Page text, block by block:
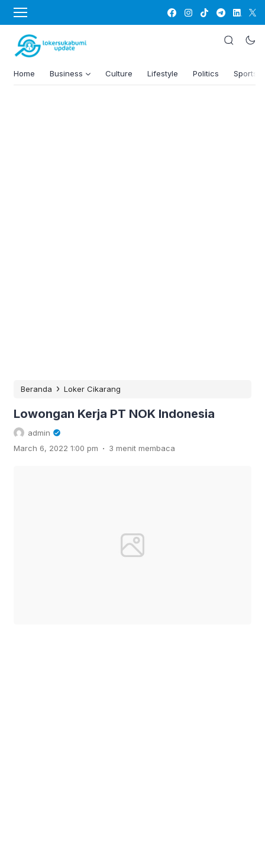
Home Business Culture Lifestyle Politics Sports
Beranda › Loker Cikarang
Lowongan Kerja PT NOK Indonesia
admin
March 6, 2022 1:00 pm . 3 menit membaca